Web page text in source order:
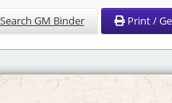
GM Binder Print /